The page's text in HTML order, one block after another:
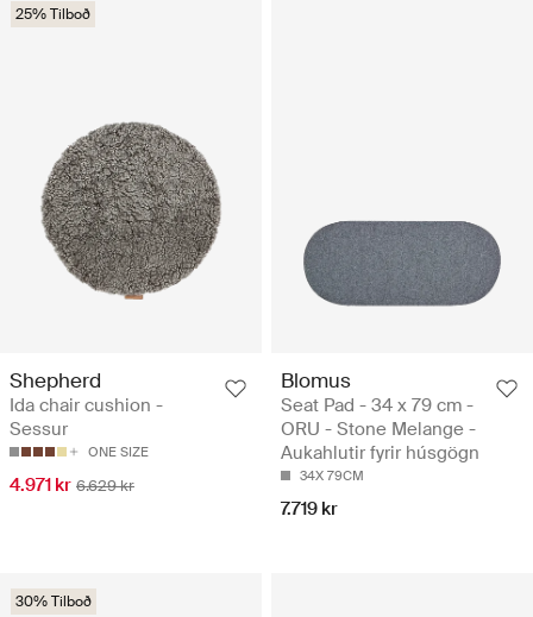
25% Tilboð
Shepherd
Ida chair cushion -
Sessur
ONE SIZE
4.971 kr 6.629 kr
Blomus
Seat Pad - 34 x 79 cm -
ORU - Stone Melange -
Aukahlutir fyrir húsgögn
34X 79CM
7.719 kr
30% Tilboð